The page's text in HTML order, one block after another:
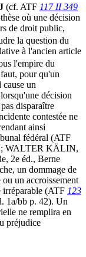
(cf. ATF 117 II 349
où une décision
de droit public,
la question du
à l'ancien article
l'empire du
pour qu'un
un
décision
disparaître
contestée ne
ainsi
fédéral (ATF
WALTER KÄLIN,
2e éd., Berne
un dommage de
un accroissement
irréparable (ATF 123
1a/bb p. 42). Un
ne remplira en
préjudice